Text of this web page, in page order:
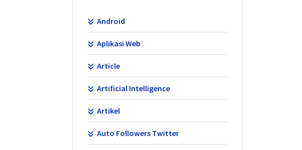
Android
Aplikasi Web
Article
Artificial Intelligence
Artikel
Auto Followers Twitter